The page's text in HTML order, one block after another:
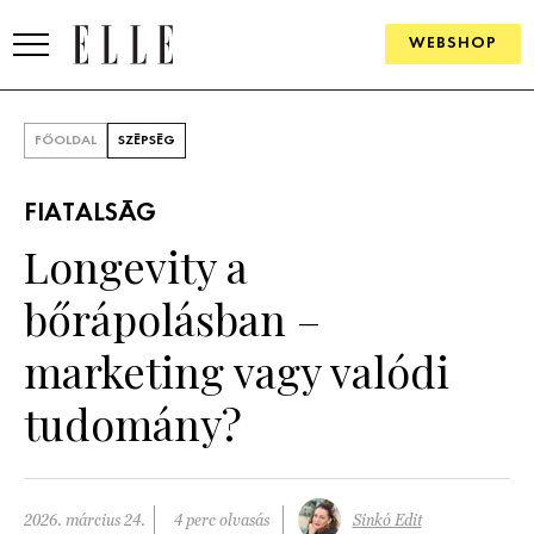
WEBSHOP
SZÉPSÉG
PSZICHÉ
PÁRKAPCSOLAT
FŐOLDAL SZÉPSÉG
FIATALSÁG
Longevity a
bőrápolásban –
marketing vagy valódi
tudomány?
2026. március 24. 4 perc olvasás Sinkó Edit